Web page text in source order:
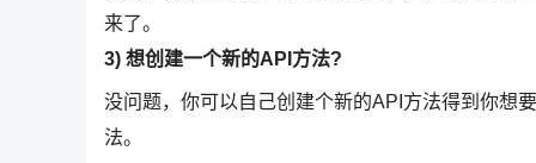
来了。
3) 想创建一个新的API方法?
没问题，你可以自己创建个新的API方法得到你想
法。